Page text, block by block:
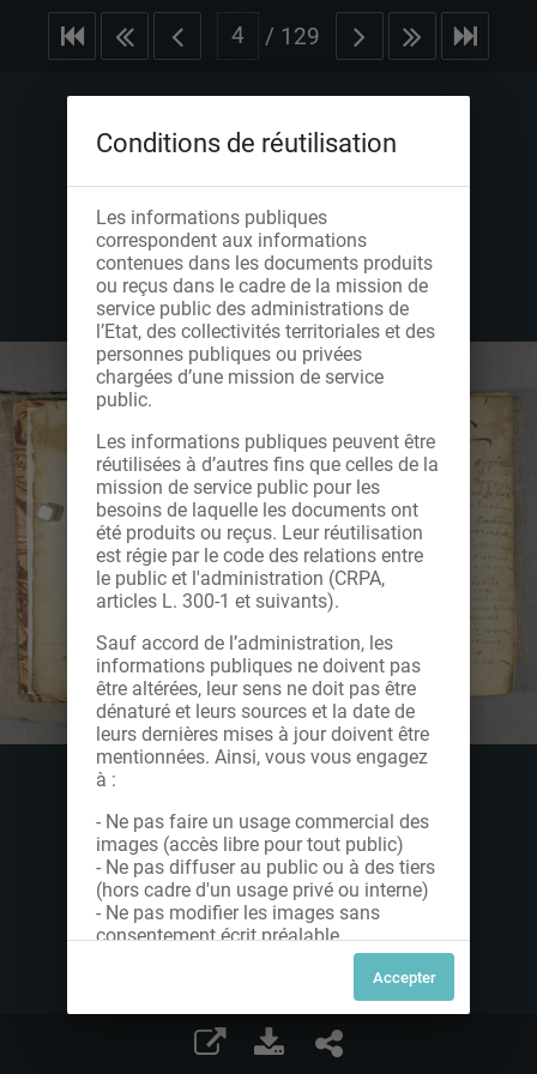
/ 129
Conditions de réutilisation
Les informations publiques
correspondent aux informations
contenues dans les documents produits
ou reçus dans le cadre de la mission de
service public des administrations de
l’Etat, des collectivités territoriales et des
personnes publiques ou privées
chargées d’une mission de service
public.
Les informations publiques peuvent être
réutilisées à d’autres fins que celles de la
mission de service public pour les
besoins de laquelle les documents ont
été produits ou reçus. Leur réutilisation
est régie par le code des relations entre
le public et l'administration (CRPA,
articles L. 300-1 et suivants).
Sauf accord de l’administration, les
informations publiques ne doivent pas
être altérées, leur sens ne doit pas être
dénaturé et leurs sources et la date de
leurs dernières mises à jour doivent être
mentionnées. Ainsi, vous vous engagez
à :
- Ne pas faire un usage commercial des
images (accès libre pour tout public)
- Ne pas diffuser au public ou à des tiers
(hors cadre d'un usage privé ou interne)
- Ne pas modifier les images sans
consentement écrit préalable
Dans le cas contraire, nous vous invitons
à nous contacter afin de solliciter le type
de Licence souhaitée parmi celles
proposées et le cas échéant, acquitter